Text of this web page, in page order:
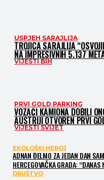
USPJEH SARAJLIJA
TROJICA SARAJLIJA
NA IMPRESIVNIH 5.137
VIJESTI BIH
PRVI GOLD PARKING
VOZAČI KAMIONA DOBILI
AUSTRIJI OTVOREN PRVI
VIJESTI SVIJET
EKOLOŠKI HEROJ
ADNAN ĐELMO ZA JEDAN DAN
HERCEGOVAČKA GRADA:
SLIKU O NAMA”
DRUŠTVO